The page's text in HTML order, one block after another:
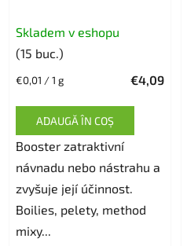
Skladem v eshopu
(15 buc.)
€4,09
Evaluare
€0,01 / 1 g
ADAUGĂ ÎN COŞ
Booster zatraktivní
návnadu nebo nástrahu a
zvyšuje její účinnost.
Boilies, pelety, method
mixy...